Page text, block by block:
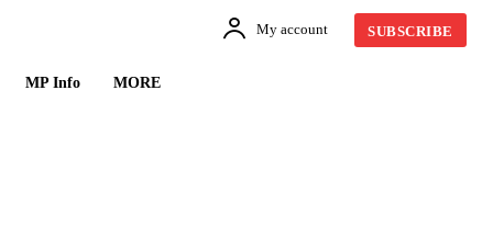
My account SUBSCRIBE
MP Info MORE